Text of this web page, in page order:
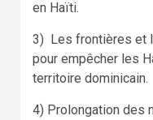
en Haïti.
3) Les frontières et
pour empêcher les
territoire dominicain.
4) Prolongation des